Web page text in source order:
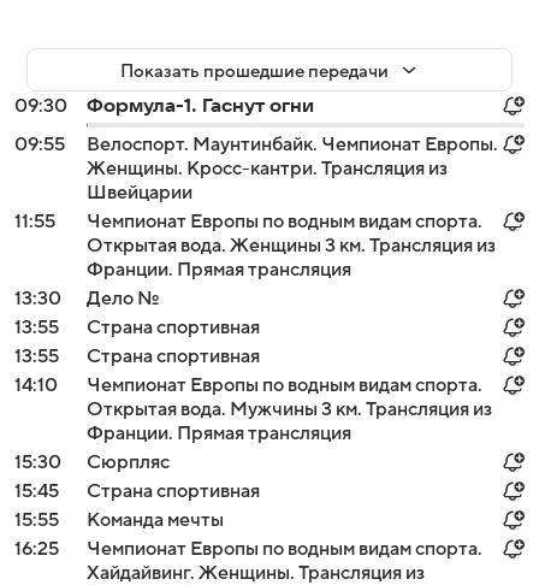
Показать прошедшие передачи
09:30
Формула-1. Гаснут огни
09:55
Велоспорт. Маунтинбайк. Чемпионат Европы.
Женщины. Кросс-кантри. Трансляция из
Швейцарии
11:55
Чемпионат Европы по водным видам спорта.
Открытая вода. Женщины 3 км. Трансляция из
Франции. Прямая трансляция
13:30
Дело №
13:55
Страна спортивная
13:55
Страна спортивная
14:10
Чемпионат Европы по водным видам спорта.
Открытая вода. Мужчины 3 км. Трансляция из
Франции. Прямая трансляция
15:30
Сюрпляс
15:45
Страна спортивная
15:55
Команда мечты
16:25
Чемпионат Европы по водным видам спорта.
Хайдайвинг. Женщины. Трансляция из